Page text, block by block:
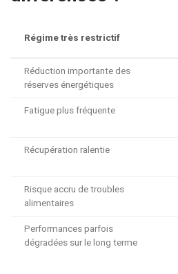
Régime très restrictif
Réduction importante des
réserves énergétiques
Fatigue plus fréquente
Récupération ralentie
Risque accru de troubles
alimentaires
Performances parfois
dégradées sur le long terme